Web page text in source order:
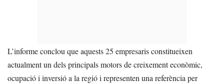
L’informe conclou que aquests 25 empresaris constitueixen
actualment un dels principals motors de creixement econòmic,
ocupació i inversió a la regió i representen una referència per